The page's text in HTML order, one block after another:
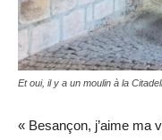
Et oui, il y a un moulin à la
« Besançon, j’aime ma